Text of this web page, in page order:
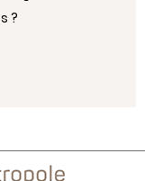
?